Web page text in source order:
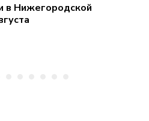
в Нижегородской